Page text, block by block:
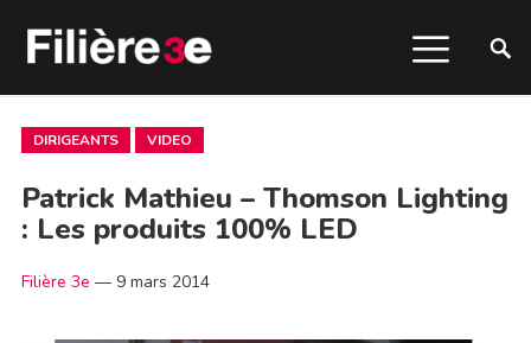
DIRIGEANTS VIDEO
Patrick Mathieu – Thomson Lighting
: Les produits 100% LED
Filière 3e — 9 mars 2014